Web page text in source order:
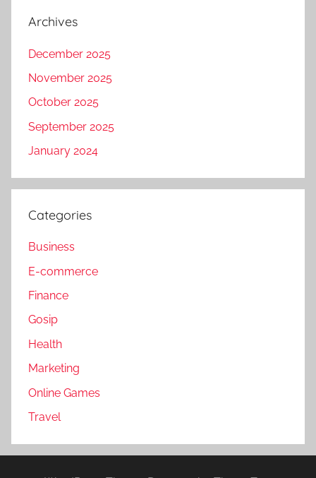
Archives
December 2025
November 2025
October 2025
September 2025
January 2024
Categories
Business
E-commerce
Finance
Gosip
Health
Marketing
Online Games
Travel